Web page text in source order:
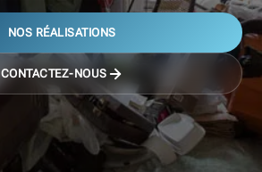
NOS RÉALISATIONS
CONTACTEZ-NOUS